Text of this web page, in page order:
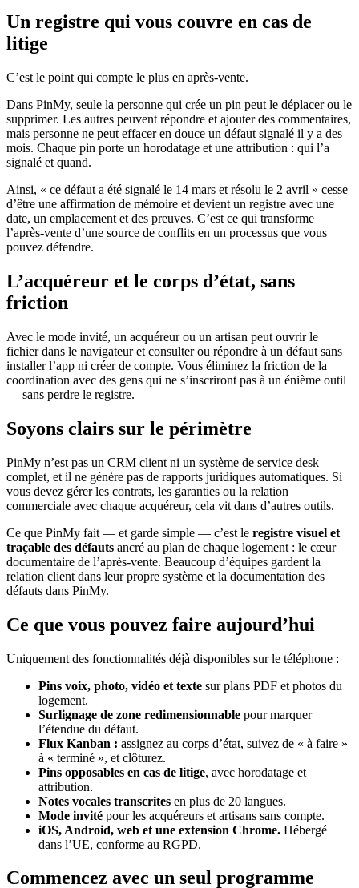
Un registre qui vous couvre en cas de
litige
C’est le point qui compte le plus en après-vente.
Dans PinMy, seule la personne qui crée un pin peut le déplacer ou le
supprimer. Les autres peuvent répondre et ajouter des commentaires,
mais personne ne peut effacer en douce un défaut signalé il y a des
mois. Chaque pin porte un horodatage et une attribution : qui l’a
signalé et quand.
Ainsi, « ce défaut a été signalé le 14 mars et résolu le 2 avril » cesse
d’être une affirmation de mémoire et devient un registre avec une
date, un emplacement et des preuves. C’est ce qui transforme
l’après-vente d’une source de conflits en un processus que vous
pouvez défendre.
L’acquéreur et le corps d’état, sans
friction
Avec le mode invité, un acquéreur ou un artisan peut ouvrir le
fichier dans le navigateur et consulter ou répondre à un défaut sans
installer l’app ni créer de compte. Vous éliminez la friction de la
coordination avec des gens qui ne s’inscriront pas à un énième outil
— sans perdre le registre.
Soyons clairs sur le périmètre
PinMy n’est pas un CRM client ni un système de service desk
complet, et il ne génère pas de rapports juridiques automatiques. Si
vous devez gérer les contrats, les garanties ou la relation
commerciale avec chaque acquéreur, cela vit dans d’autres outils.
Ce que PinMy fait — et garde simple — c’est le registre visuel et
traçable des défauts ancré au plan de chaque logement : le cœur
documentaire de l’après-vente. Beaucoup d’équipes gardent la
relation client dans leur propre système et la documentation des
défauts dans PinMy.
Ce que vous pouvez faire aujourd’hui
Uniquement des fonctionnalités déjà disponibles sur le téléphone :
Pins voix, photo, vidéo et texte sur plans PDF et photos du
logement.
Surlignage de zone redimensionnable pour marquer
l’étendue du défaut.
Flux Kanban : assignez au corps d’état, suivez de « à faire »
à « terminé », et clôturez.
Pins opposables en cas de litige, avec horodatage et
attribution.
Notes vocales transcrites en plus de 20 langues.
Mode invité pour les acquéreurs et artisans sans compte.
iOS, Android, web et une extension Chrome. Hébergé
dans l’UE, conforme au RGPD.
Commencez avec un seul programme